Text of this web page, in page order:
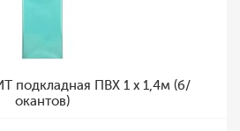
подкладная ПВХ 1 х 1,4м (б/
окантов)